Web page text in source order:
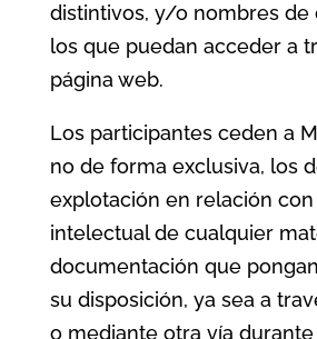
distintivos, y/o nombres de
los que puedan acceder a
página web.
Los participantes ceden a
no de forma exclusiva, los
explotación en relación
intelectual de cualquier
documentación que
su disposición, ya sea a
o mediante otra vía